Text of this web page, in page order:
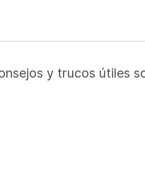
y trucos útiles